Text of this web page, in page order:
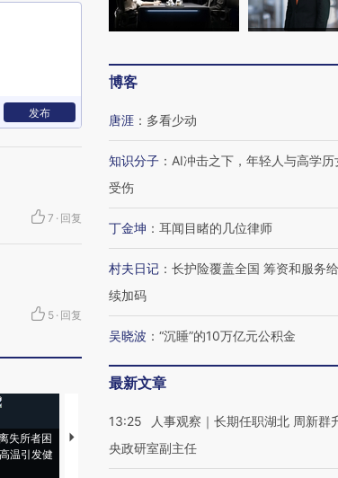
发布
7 · 回复
5 · 回复
失所者困
温引发健
视线｜HYROX的吸金
术：是什么让中产们甘
心“花钱找虐”？
毒品
博客
唐涯 ： 多看少动
知识分子 ： AI冲击之下，年轻人与高学历
受伤
丁金坤 ： 耳闻目睹的几位律师
村夫日记 ： 长护险覆盖全国 筹资和服务
续加码
吴晓波 ： “沉睡”的10万亿元公积金
最新文章
13:25
人事观察｜长期任职湖北 周新群
央政研室副主任